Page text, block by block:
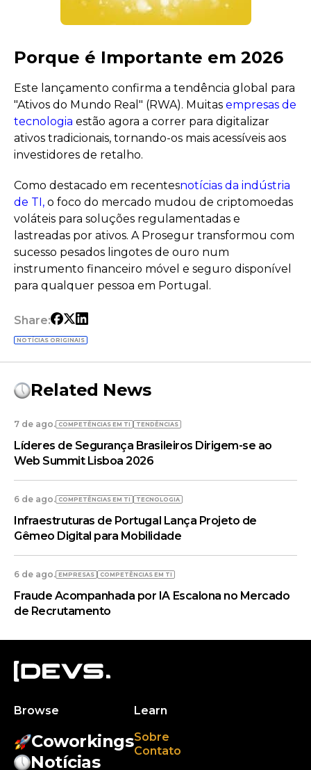
Porque é Importante em 2026
Este lançamento confirma a tendência global para
"Ativos do Mundo Real" (RWA). Muitas empresas de
tecnologia estão agora a correr para digitalizar
ativos tradicionais, tornando-os mais acessíveis aos
investidores de retalho.
Como destacado em recentesnotícias da indústria
de TI, o foco do mercado mudou de criptomoedas
voláteis para soluções regulamentadas e
lastreadas por ativos. A Prosegur transformou com
sucesso pesados lingotes de ouro num
instrumento financeiro móvel e seguro disponível
para qualquer pessoa em Portugal.
Share:
NOTÍCIAS ORIGINAIS
Related News
7 de ago. COMPETÊNCIAS EM TI TENDÊNCIAS
Líderes de Segurança Brasileiros Dirigem-se ao
Web Summit Lisboa 2026
6 de ago. COMPETÊNCIAS EM TI TECNOLOGIA
Infraestruturas de Portugal Lança Projeto de
Gêmeo Digital para Mobilidade
6 de ago. EMPRESAS COMPETÊNCIAS EM TI
Fraude Acompanhada por IA Escalona no Mercado
de Recrutamento
Browse
Coworkings
Notícias
Learn
Sobre
Contato